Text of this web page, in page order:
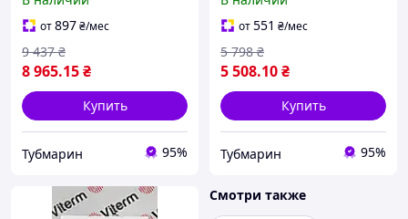
электрокотел без насоса
для отопления дома
от897₴/мес
8 965.15₴
9 437 ₴
Купить
Тубмарин 95%
электрический котел для
квартиры, дома
от551 ₴/мес
5 508.10₴
5 798 ₴
Купить
Тубмарин 95%
Смотри также